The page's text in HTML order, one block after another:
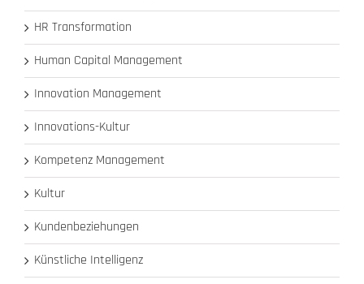
HR Transformation
Human Capital Management
Innovation Management
Innovations-Kultur
Kompetenz Management
Kultur
Kundenbeziehungen
Künstliche Intelligenz